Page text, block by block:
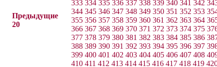
Предыдущие
20
333 334 335 336 337 338 339 340 341 342
344 345 346 347 348 349 350 351 352 353
355 356 357 358 359 360 361 362 363 364
366 367 368 369 370 371 372 373 374 375
377 378 379 380 381 382 383 384 385 386
388 389 390 391 392 393 394 395 396 397
399 400 401 402 403 404 405 406 407 408
410 411 412 413 414 415 416 417 418 419